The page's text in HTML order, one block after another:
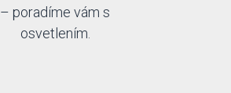
– poradíme vám s
osvetlením.